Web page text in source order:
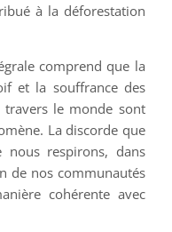
à la déforestation
comprend que la
et la souffrance des
le monde sont
La discorde que
respirons, dans
de nos communautés
cohérente avec